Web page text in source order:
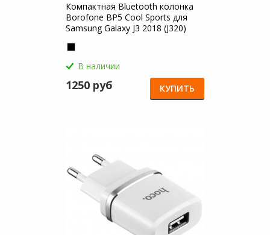
Компактная Bluetooth колонка
Borofone BP5 Cool Sports для
Samsung Galaxy J3 2018 (J320)
В наличии
1250 руб КУПИТЬ